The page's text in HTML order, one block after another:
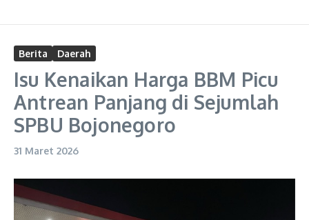
Berita Daerah
Isu Kenaikan Harga BBM Picu
Antrean Panjang di Sejumlah
SPBU Bojonegoro
31 Maret 2026